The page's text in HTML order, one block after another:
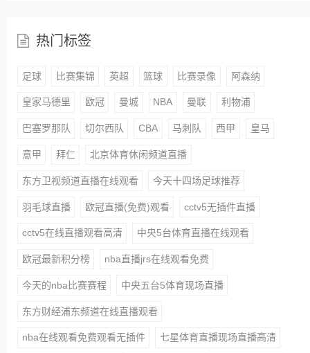
热门标签
足球 比赛集锦 英超 篮球 比赛录像 阿森纳
皇家马德里 欧冠 曼城 NBA 曼联 利物浦
巴塞罗那队 切尔西队 CBA 马刺队 西甲 皇马
意甲 拜仁 北京体育休闲频道直播
东方卫视频道直播在线观看 今天十四场足球推荐
羽毛球直播 欧冠直播(免费)观看 cctv5无插件直播
cctv5在线直播观看高清 中央5台体育直播在线观看
欧冠最新积分榜 nba直播jrs在线观看免费
今天的nba比赛赛程 中央五台5体育现场直播
东方财经浦东频道在线直播观看
nba在线观看免费观看无插件 七星体育直播现场直播高清